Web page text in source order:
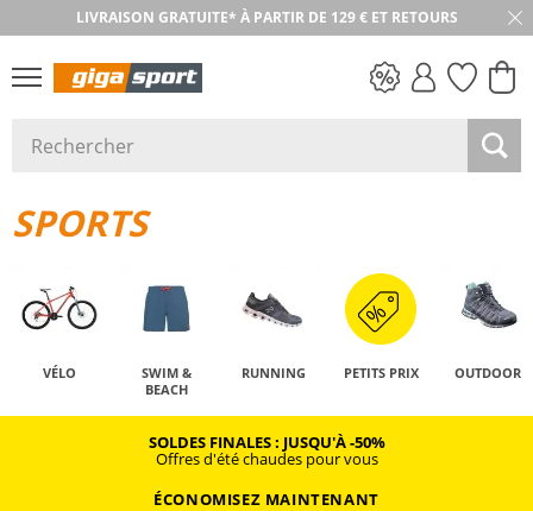
RETOUR SOUS 30 JOURS
SPORTS
VÉLO
SWIM &
BEACH
RUNNING PETITS PRIX OUTDOOR
SOLDES FINALES : JUSQU'À -50%
Offres d'été chaudes pour vous
ÉCONOMISEZ MAINTENANT